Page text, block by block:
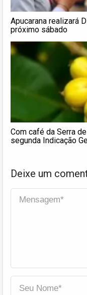
Apucarana realizará
próximo sábado
Com café da Serra
segunda Indicação
Deixe um